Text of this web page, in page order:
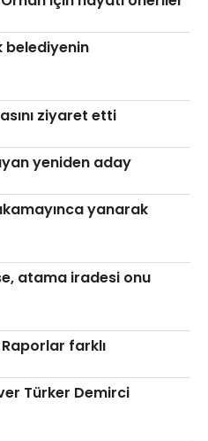
ziyaret etti
yeniden aday
yanarak
atama iradesi onu
Raporlar farklı
Türker Demirci